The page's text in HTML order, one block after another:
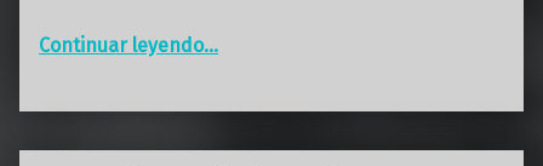
Continuar leyendo“Las muñecas de la mafia Cap. 55 Completo (Temp. 2)”
…